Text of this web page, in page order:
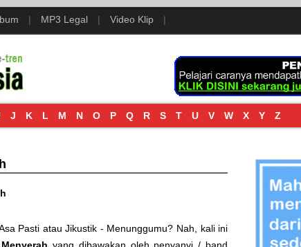
| MP3 Legal | Video Klip |
J K L M N O P Q R S T U V W X Y Z
Pasti atauJikustik - Menunggumu? Nah, kali ini
yang dibawakan oleh penyanyi / band